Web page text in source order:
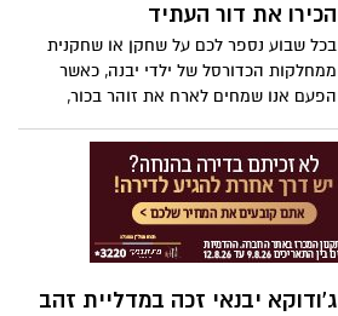
הכירו את דור העתיד
בכל שבוע נספר לכם על שחקן או שחקנית
ממחלקות הכדורסל של ילדי יבנה, כאשר
הפעם אנו שמחים לארח את זוהר בכור,
עצמה ועל הרצון להשתפר וגם: מה השאיפה
הגדולה?
ג'ודוקא יבנאי זכה במדליית זהב